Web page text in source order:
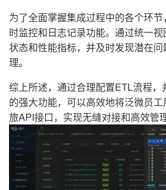
为了全面掌握集成过程中的各个环
时监控和日志记录功能。通过统一
状态和性能指标，并及时发现潜在
理。
综上所述，通过合理配置ETL流程
的强大功能，可以高效地将泛微员
旅API接口，实现无缝对接和高效管理